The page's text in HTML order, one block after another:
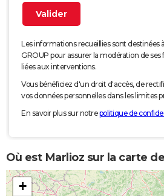
Les informations recueillies sont destinées
GROUP pour assurer la modération de
liées aux interventions.
Vous bénéficiez d'un droit d'accès, de
vos données personnelles dans les limites
En savoir plus sur notrepolitique de
Où est Marlioz sur la carte
+